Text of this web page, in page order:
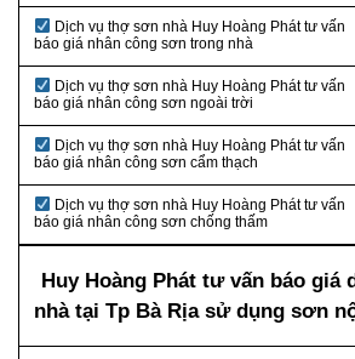
Dịch vụ thợ sơn nhà Huy Hoàng Phát tư vấn
báo giá nhân công sơn trong nhà
Dịch vụ thợ sơn nhà Huy Hoàng Phát tư vấn
báo giá nhân công sơn ngoài trời
Dịch vụ thợ sơn nhà Huy Hoàng Phát tư vấn
báo giá nhân công sơn cẩm thạch
Dịch vụ thợ sơn nhà Huy Hoàng Phát tư vấn
báo giá nhân công sơn chống thấm
Huy Hoàng Phát tư vấn báo giá
nhà tại Tp Bà Rịa sử dụng sơn